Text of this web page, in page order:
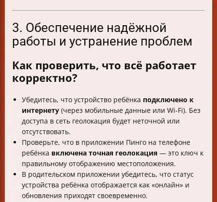
3. Обеспечение надёжной
работы и устранение проблем
Как проверить, что всё работает
корректно?
Убедитесь, что устройство ребёнка подключено к
интернету (через мобильные данные или Wi-Fi). Без
доступа в сеть геолокация будет неточной или
отсутствовать.
Проверьте, что в приложении Пинго на телефоне
ребёнка включена точная геолокация — это ключ к
правильному отображению местоположения.
В родительском приложении убедитесь, что статус
устройства ребёнка отображается как «онлайн» и
обновления приходят своевременно.